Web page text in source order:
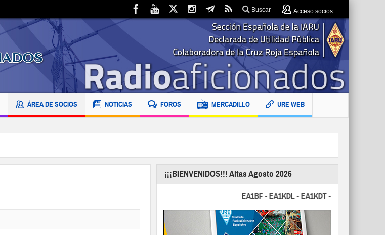
Buscar Acceso socios
ÁREA DE SOCIOS NOTICIAS FOROS MERCADILLO URE WEB
¡¡¡BIENVENIDOS!!! Altas Agosto 2026
EA1BF - EA1KDL - EA1KDT - EA2FBJ - EA2FJU -